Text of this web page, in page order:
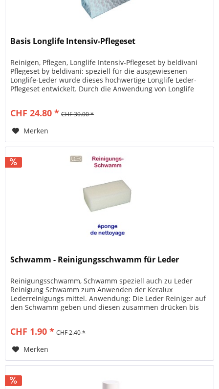
Basis Longlife Intensiv-Pflegeset
Reinigen, Pflegen, Longlife Intensiv-Pflegeset by beldivani
Pflegeset by beldivani: speziell für die ausgewiesenen
Longlife-Leder wurde dieses hochwertige Longlife Leder-
Pflegeset entwickelt. Durch die Anwendung von Longlife
CHF 24.80 * CHF 30.00 *
Merken
Schwamm - Reinigungsschwamm für Leder
Reinigungsschwamm, Schwamm speziell auch zu Leder
Reinigung Schwamm zum Anwenden der Keralux
Lederreinigungs mittel. Anwendung: Die Leder Reiniger auf
den Schwamm geben und diesen zusammen drücken bis
CHF 1.90 * CHF 2.40 *
Merken